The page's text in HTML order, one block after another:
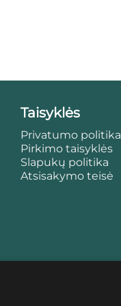
Taisyklės
Privatumo politika
Pirkimo taisyklės
Slapukų politika
Atsisakymo teisė